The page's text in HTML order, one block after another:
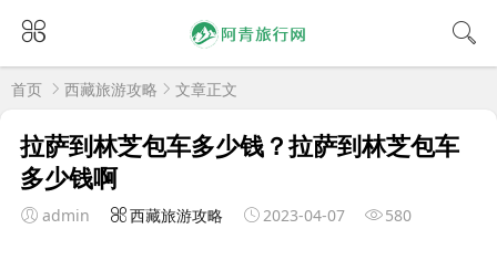
首页 西藏旅游攻略 文章正文
拉萨到林芝包车多少钱？拉萨到林芝包车
多少钱啊
admin 西藏旅游攻略 2023-04-07 580